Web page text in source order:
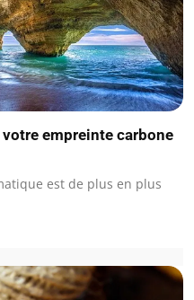
empreinte carbone
est de plus en plus